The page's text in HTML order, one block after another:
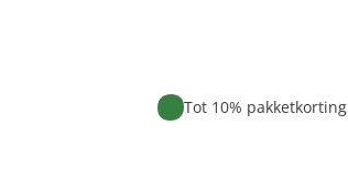
Tot 10% pakketkorting